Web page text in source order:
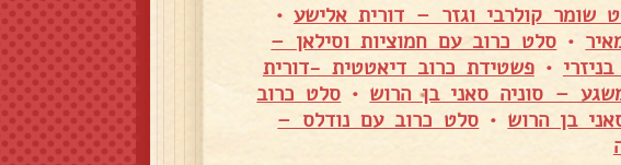
שומר קולרבי וגזר – דורית אלישע•
•סלט כרוב עם חמוציות וסילאן –
•פשטידת כרוב דיאטטית -דורית
– סוניה סאני בן הרוש•סלט כרוב
בן הרוש•סלט כרוב עם נודלס –